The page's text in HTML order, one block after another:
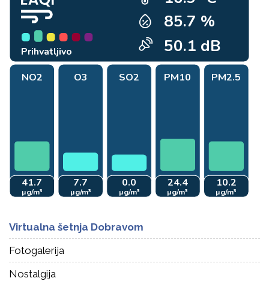
Virtualna šetnja Dobravom
Fotogalerija
Nostalgija